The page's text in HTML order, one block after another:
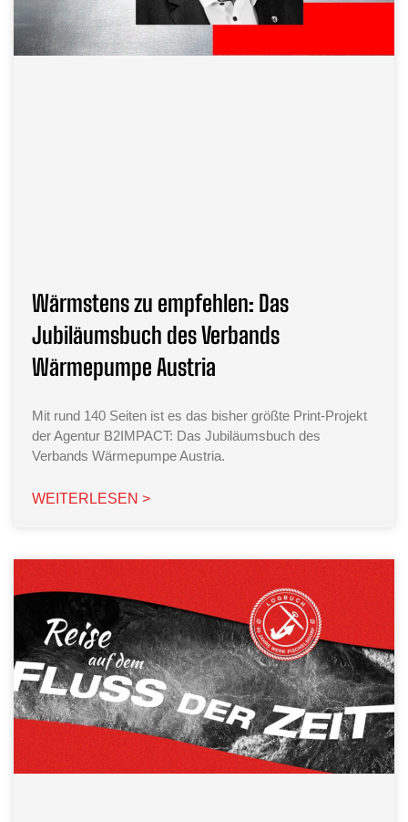
Wärmstens zu empfehlen: Das
Jubiläumsbuch des Verbands
Wärmepumpe Austria
Mit rund 140 Seiten ist es das bisher größte Print-Projekt
der Agentur B2IMPACT: Das Jubiläumsbuch des
Verbands Wärmepumpe Austria.
WEITERLESEN >